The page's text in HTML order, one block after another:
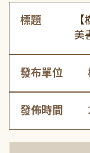
標題
美
發布單位
發佈時間